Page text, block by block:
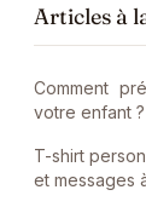
Articles à
Comment
votre enfant
T-shirt
et messages